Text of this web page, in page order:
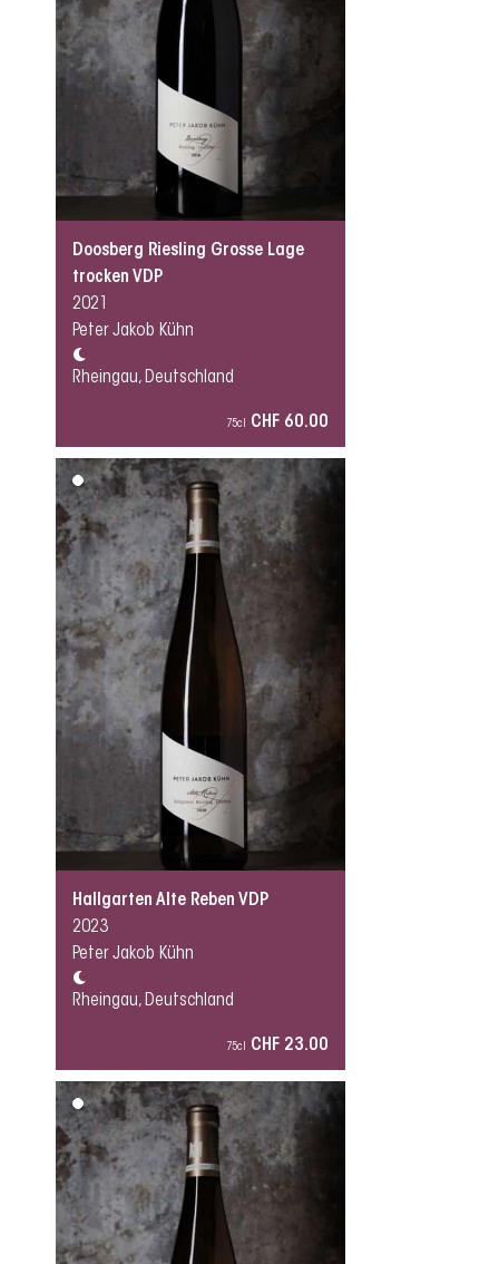
Doosberg Riesling Grosse Lage
trocken VDP
2021
Peter Jakob Kühn
Rheingau, Deutschland
75cl CHF 60.00
Hallgarten Alte Reben VDP
2023
Peter Jakob Kühn
Rheingau, Deutschland
75cl CHF 23.00